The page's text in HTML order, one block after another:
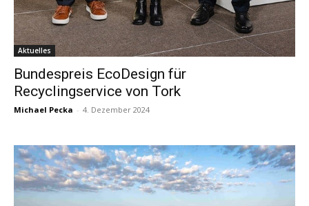
Aktuelles
Bundespreis EcoDesign für
Recyclingservice von Tork
Michael Pecka - 4. Dezember 2024